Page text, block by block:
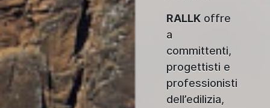
RALLK offre
a
committenti,
progettisti e
professionisti
dell’edilizia,